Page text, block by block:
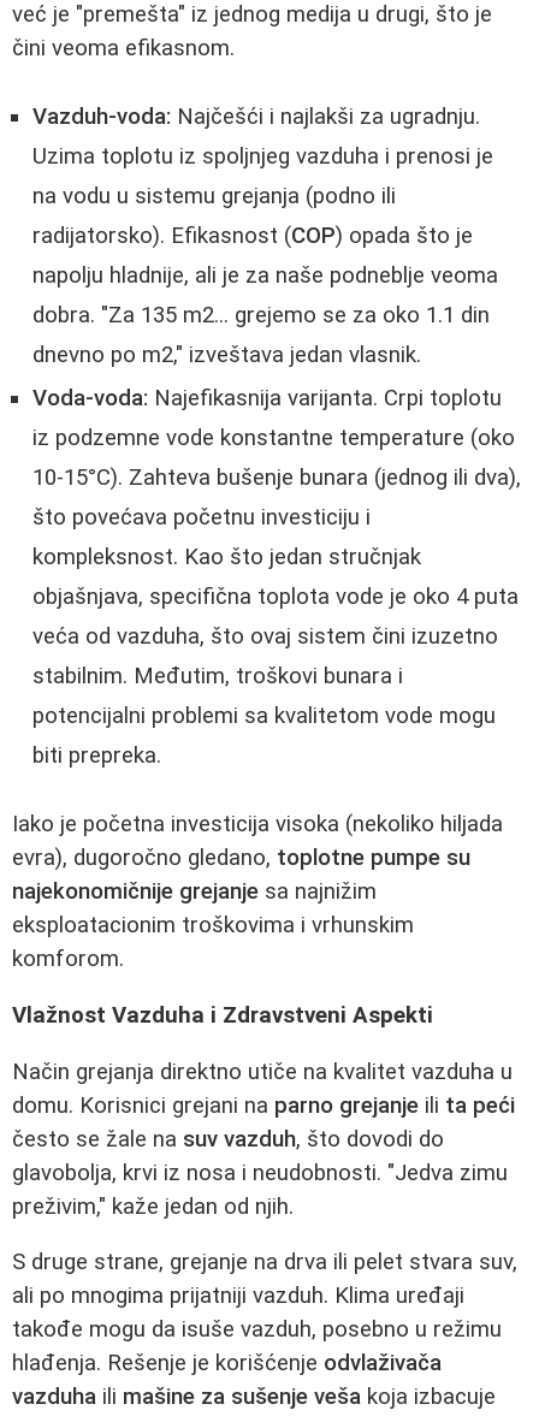
već je "premešta" iz jednog medija u drugi, što je
čini veoma efikasnom.
Vazduh-voda: Najčešći i najlakši za ugradnju.
Uzima toplotu iz spoljnjeg vazduha i prenosi je
na vodu u sistemu grejanja (podno ili
radijatorsko). Efikasnost (COP) opada što je
napolju hladnije, ali je za naše podneblje veoma
dobra. "Za 135 m2... grejemo se za oko 1.1 din
dnevno po m2," izveštava jedan vlasnik.
Voda-voda: Najefikasnija varijanta. Crpi toplotu
iz podzemne vode konstantne temperature (oko
10-15°C). Zahteva bušenje bunara (jednog ili dva),
što povećava početnu investiciju i
kompleksnost. Kao što jedan stručnjak
objašnjava, specifična toplota vode je oko 4 puta
veća od vazduha, što ovaj sistem čini izuzetno
stabilnim. Međutim, troškovi bunara i
potencijalni problemi sa kvalitetom vode mogu
biti prepreka.
Iako je početna investicija visoka (nekoliko hiljada
evra), dugoročno gledano, toplotne pumpe su
najekonomičnije grejanje sa najnižim
eksploatacionim troškovima i vrhunskim
komforom.
Vlažnost Vazduha i Zdravstveni Aspekti
Način grejanja direktno utiče na kvalitet vazduha u
domu. Korisnici grejani na parno grejanje ili ta peći
često se žale na suv vazduh, što dovodi do
glavobolja, krvi iz nosa i neudobnosti. "Jedva zimu
preživim," kaže jedan od njih.
S druge strane, grejanje na drva ili pelet stvara suv,
ali po mnogima prijatniji vazduh. Klima uređaji
takođe mogu da isuše vazduh, posebno u režimu
hlađenja. Rešenje je korišćenje odvlaživača
vazduha ili mašine za sušenje veša koja izbacuje